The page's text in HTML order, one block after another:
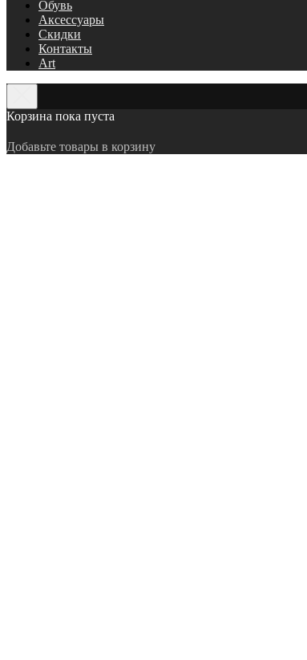
Обувь
Аксессуары
Скидки
Контакты
Art
Корзина пока пуста
Добавьте товары в корзину